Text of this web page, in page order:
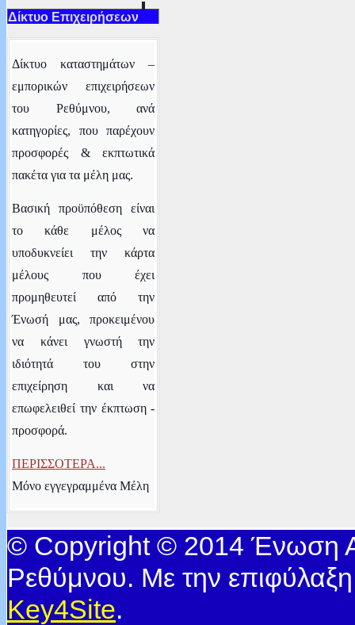
Δίκτυο Επιχειρήσεων
Δίκτυο καταστημάτων –
εμπορικών επιχειρήσεων
του Ρεθύμνου, ανά
κατηγορίες, που παρέχουν
προσφορές & εκπτωτικά
πακέτα για τα μέλη μας.
Βασική προϋπόθεση είναι
το κάθε μέλος να
υποδυκνείει την κάρτα
μέλους που έχει
προμηθευτεί από την
Ένωσή μας, προκειμένου
να κάνει γνωστή την
ιδιότητά του στην
επιχείρηση και να
επωφελειθεί την έκπτωση -
προσφορά.
ΠΕΡΙΣΣΟΤΕΡΑ...
Μόνο εγγεγραμμένα Μέλη
© Copyright © 2014 Ένωση
Ρεθύμνου. Με την
Key4Site.